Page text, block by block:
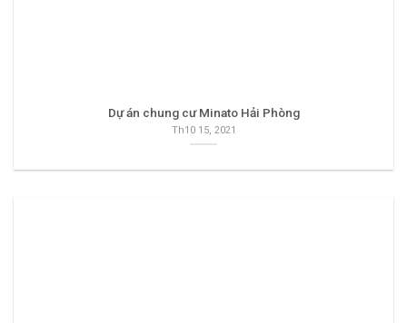
Dự án chung cư Minato Hải Phòng
Th10 15, 2021